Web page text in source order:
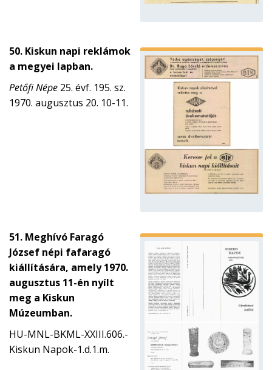
50. Kiskun napi reklámok
a megyei lapban.
Petőfi Népe 25. évf. 195. sz.
1970. augusztus 20. 10-11.
51. Meghívó Faragó
József népi fafaragó
kiállítására, amely 1970.
augusztus 11-én nyílt
meg a Kiskun
Múzeumban.
HU-MNL-BKML-XXIII.606.-
Kiskun Napok-1.d.1.m.